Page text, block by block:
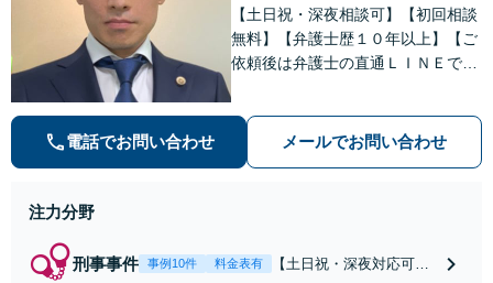
【土日祝・深夜相談可】【初回相談
無料】【弁護士歴１０年以上】【ご
依頼後は弁護士の直通ＬＩＮＥでい
ル・ナイトワークトラブルに注力】
電話でお問い合わせ メールでお問い合わせ
注力分野
刑事事件 事例10件 料金表有
【土日祝・深夜対応可】